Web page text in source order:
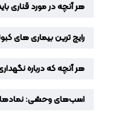
هر آنچه در مورد قناری
رایج ترین بیماری های
هر آنچه که درباره
اسب‌های وحشی: